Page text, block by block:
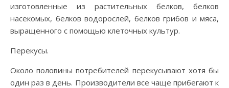
изготовленные из растительных белков, белков
насекомых, белков водорослей, белков грибов и мяса,
выращенного с помощью клеточных культур.
Перекусы.
Около половины потребителей перекусывают хотя бы
один раз в день. Производители все чаще прибегают к